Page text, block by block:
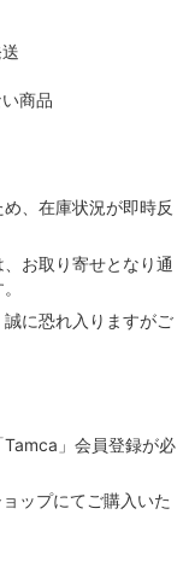
商品
、在庫状況が即時反
お取り寄せとなり通
に恐れ入りますがご
」会員登録が必
ップにてご購⼊いた